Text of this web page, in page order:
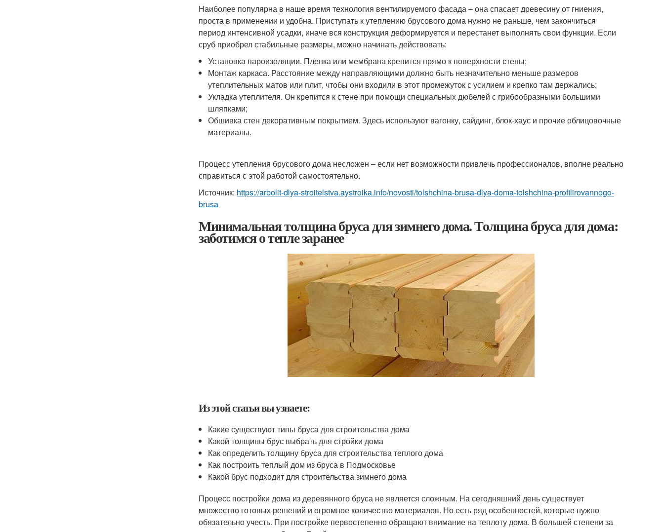
Наиболее популярна в наше время технология вентилируемого фасада – она спасает древесину от гниения,
проста в применении и удобна. Приступать к утеплению брусового дома нужно не раньше, чем закончиться
период интенсивной усадки, иначе вся конструкция деформируется и перестанет выполнять свои функции. Если
сруб приобрел стабильные размеры, можно начинать действовать:
Установка пароизоляции. Пленка или мембрана крепится прямо к поверхности стены;
Монтаж каркаса. Расстояние между направляющими должно быть незначительно меньше размеров
утеплительных матов или плит, чтобы они входили в этот промежуток с усилием и крепко там держались;
Укладка утеплителя. Он крепится к стене при помощи специальных дюбелей с грибообразными большими
шляпками;
Обшивка стен декоративным покрытием. Здесь используют вагонку, сайдинг, блок-хаус и прочие облицовочные
материалы.
Процесс утепления брусового дома несложен – если нет возможности привлечь профессионалов, вполне реально
справиться с этой работой самостоятельно.
Источник: https://arbolit-dlya-stroitelstva.aystroika.info/novosti/tolshchina-brusa-dlya-doma-tolshchina-profilirovannogo-
brusa
Минимальная толщина бруса для зимнего дома. Толщина бруса для дома:
заботимся о тепле заранее
Из этой статьи вы узнаете:
Какие существуют типы бруса для строительства дома
Какой толщины брус выбрать для стройки дома
Как определить толщину бруса для строительства теплого дома
Как построить теплый дом из бруса в Подмосковье
Какой брус подходит для строительства зимнего дома
Процесс постройки дома из деревянного бруса не является сложным. На сегодняшний день существует
множество готовых решений и огромное количество материалов. Но есть ряд особенностей, которые нужно
обязательно учесть. При постройке первостепенно обращают внимание на теплоту дома. В большей степени за